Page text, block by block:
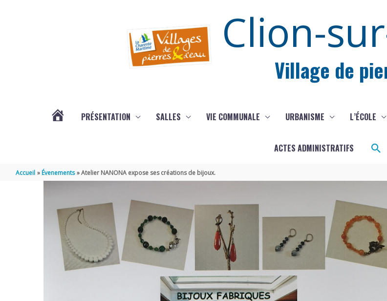
Clion-
Village de
TITRE)
PRÉSENTATION SALLES VIE COMMUNALE URBANISME L’ÉCOLE
ACTES ADMINISTRATIFS
Accueil Évenements Atelier NANONA expose ses créations de bijoux.